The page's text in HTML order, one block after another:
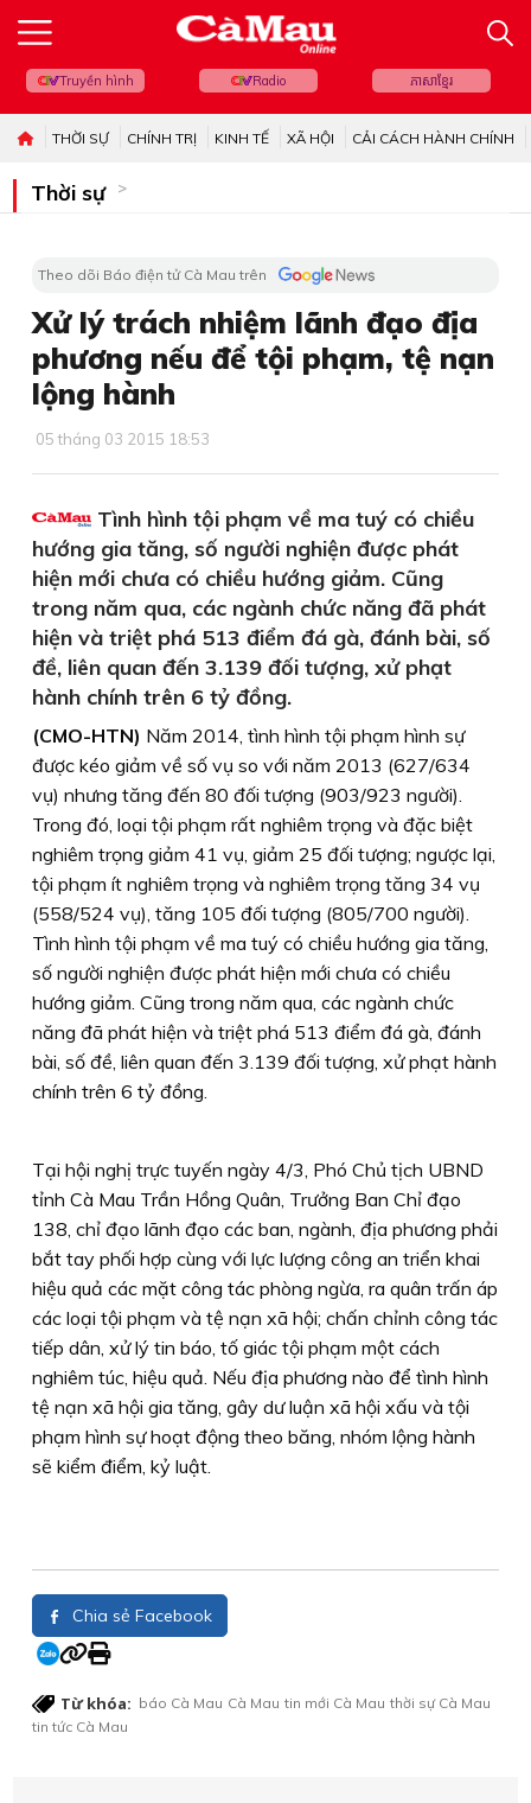
Truyền hình Radio ភាសាខ្មែរ
THỜI SỰ CHÍNH TRỊ KINH TẾ XÃ HỘI CẢI CÁCH HÀNH CHÍNH
Thời sự
Theo dõi Báo điện tử Cà Mau trên
Xử lý trách nhiệm lãnh đạo địa
phương nếu để tội phạm, tệ nạn
lộng hành
05 tháng 03 2015 18:53
Tình hình tội phạm về ma tuý có chiều
hướng gia tăng, số người nghiện được phát
hiện mới chưa có chiều hướng giảm. Cũng
trong năm qua, các ngành chức năng đã phát
hiện và triệt phá 513 điểm đá gà, đánh bài, số
đề, liên quan đến 3.139 đối tượng, xử phạt
hành chính trên 6 tỷ đồng.
(CMO-HTN) Năm 2014, tình hình tội phạm hình sự
được kéo giảm về số vụ so với năm 2013 (627/634
vụ) nhưng tăng đến 80 đối tượng (903/923 người).
Trong đó, loại tội phạm rất nghiêm trọng và đặc biệt
nghiêm trọng giảm 41 vụ, giảm 25 đối tượng; ngược lại,
tội phạm ít nghiêm trọng và nghiêm trọng tăng 34 vụ
(558/524 vụ), tăng 105 đối tượng (805/700 người).
Tình hình tội phạm về ma tuý có chiều hướng gia tăng,
số người nghiện được phát hiện mới chưa có chiều
hướng giảm. Cũng trong năm qua, các ngành chức
năng đã phát hiện và triệt phá 513 điểm đá gà, đánh
bài, số đề, liên quan đến 3.139 đối tượng, xử phạt hành
chính trên 6 tỷ đồng.
Tại hội nghị trực tuyến ngày 4/3, Phó Chủ tịch UBND
tỉnh Cà Mau Trần Hồng Quân, Trưởng Ban Chỉ đạo
138, chỉ đạo lãnh đạo các ban, ngành, địa phương phải
bắt tay phối hợp cùng với lực lượng công an triển khai
hiệu quả các mặt công tác phòng ngừa, ra quân trấn áp
các loại tội phạm và tệ nạn xã hội; chấn chỉnh công tác
tiếp dân, xử lý tin báo, tố giác tội phạm một cách
nghiêm túc, hiệu quả. Nếu địa phương nào để tình hình
tệ nạn xã hội gia tăng, gây dư luận xã hội xấu và tội
phạm hình sự hoạt động theo băng, nhóm lộng hành
sẽ kiểm điểm, kỷ luật.
Chia sẻ Facebook
Từ khóa: báo Cà Mau Cà Mau tin mới Cà Mau thời sự Cà Mau
tin tức Cà Mau